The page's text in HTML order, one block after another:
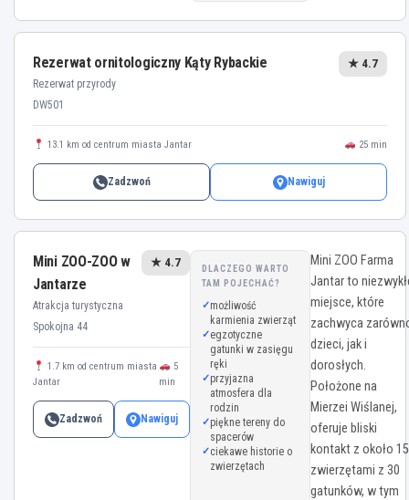
Rezerwat ornitologiczny Kąty Rybackie
Rezerwat przyrody
DW501
★ 4.7
13.1 km od centrum miasta Jantar 25 min
Zadzwoń Nawiguj
Mini ZOO-ZOO w
Jantarze
Atrakcja turystyczna
Spokojna 44
★ 4.7
1.7 km od centrum miasta
Jantar
5
min
Zadzwoń Nawiguj
DLACZEGO WARTO
TAM POJECHAĆ?
możliwość
karmienia zwierząt
egzotyczne
gatunki w zasięgu
ręki
przyjazna
atmosfera dla
rodzin
piękne tereny do
spacerów
ciekawe historie o
zwierzętach
Mini ZOO Farma
Jantar to
miejsce, które
zachwyca
dzieci, jak i
dorosłych.
Położone na
Mierzei Wiślanej,
oferuje bliski
kontakt z około
zwierzętami z 30
gatunków, w tym